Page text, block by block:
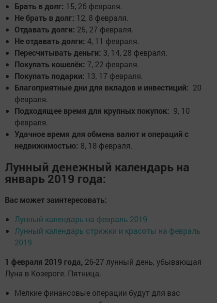
Брать в долг: 15, 26 февраля.
Не брать в долг: 12, 8 февраля.
Отдавать долги: 25, 27 февраля.
Не отдавать долги: 4, 11 февраля.
Пересчитывать деньги: 3, 14, 28 февраля.
Покупать кошелёк: 7, 22 февраля.
Покупать подарки: 13, 17 февраля.
Благоприятные дни для вкладов и инвестиций: 20
февраля.
Подходящее время для крупных покупок: 9, 10
февраля.
Удачное время для обмена валют и операций с
недвижимостью: 8, 18 февраля.
Лунный денежный календарь на
январь 2019 года:
Вас может заинтересовать:
Лунный календарь на февраль 2019
Лунный календарь стрижки и красоты на февраль
2019
1 февраля 2019 года, 26-27 лунный день, убывающая
Луна в Козероге. Пятница.
Мелкие финансовые операции будут для вас